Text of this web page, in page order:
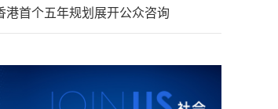
港首个五年规划展开公众咨询